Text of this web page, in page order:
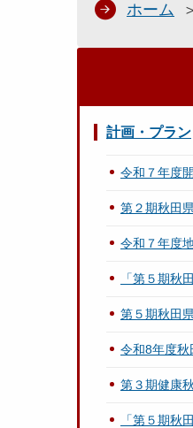
ホーム
計画・プラン
令和７年度
第２期秋田
令和７年度
「第５期秋
第５期秋田
令和8年度秋
第３期健康
「第５期秋